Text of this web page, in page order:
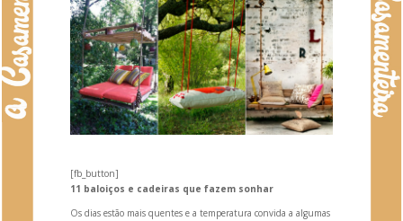
[fb_button]
11 baloiços e cadeiras que fazem sonhar
Os dias estão mais quentes e a temperatura convida a algumas